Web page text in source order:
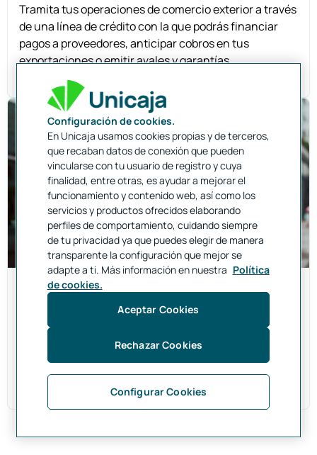
Tramita tus operaciones de comercio exterior a través
de una línea de crédito con la que podrás financiar
pagos a proveedores, anticipar cobros en tus
exportaciones o emitir avales y garantías
internacionales, entre otros servicios.
Cobertura
Para disponer de la Línea de Comercio Exterior, debes
formalizar una póliza de cobertura ante notario por un
proporcionamos una mayor cobertura ante posibles
comportamientos volátiles de alguna divisa.
Configuración de cookies.
En Unicaja usamos cookies propias y de terceros,
que recaban datos de conexión que pueden
vincularse con tu usuario de registro y cuya
finalidad, entre otras, es ayudar a mejorar el
funcionamiento y contenido web, así como los
servicios y productos ofrecidos elaborando
perfiles de comportamiento, cuidando siempre
de tu privacidad ya que puedes elegir de manera
transparente la configuración que mejor se
adapte a ti. Más información en nuestra Política
de cookies.
Configurar Cookies
Rechazar Cookies
Aceptar Cookies